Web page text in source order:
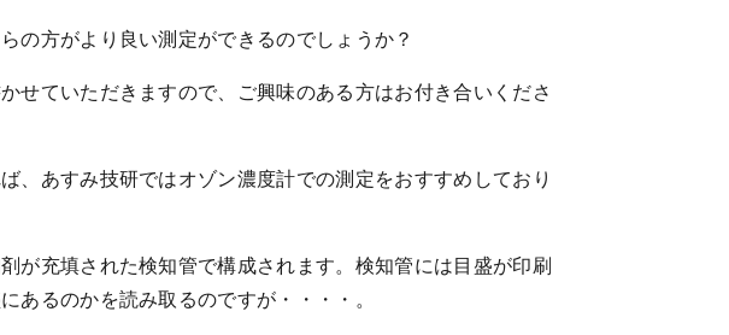
の方がより良い測定ができるのでしょうか？
せていただきますので、ご興味のある方はお付き合いくださ
、あすみ技研ではオゾン濃度計での測定をおすすめしており
が充填された検知管で構成されます。検知管には目盛が印刷
あるのかを読み取るのですが・・・・。